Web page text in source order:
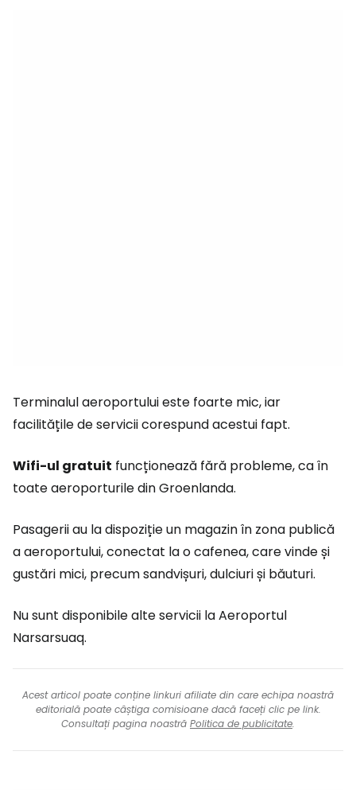
Terminalul aeroportului este foarte mic, iar
facilitățile de servicii corespund acestui fapt.
Wifi-ul gratuit funcționează fără probleme, ca în
toate aeroporturile din Groenlanda.
Pasagerii au la dispoziție un magazin în zona publică
a aeroportului, conectat la o cafenea, care vinde și
gustări mici, precum sandvișuri, dulciuri și băuturi.
Nu sunt disponibile alte servicii la Aeroportul
Narsarsuaq.
Acest articol poate conține linkuri afiliate din care echipa noastră
editorială poate câștiga comisioane dacă faceți clic pe link.
Consultați pagina noastră Politica de publicitate.